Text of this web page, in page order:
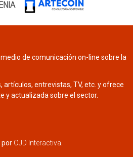
medio de comunicación on-line sobre la
artículos, entrevistas, TV, etc. y ofrece
y actualizada sobre el sector.
por OJD Interactiva.